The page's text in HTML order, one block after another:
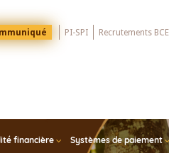
PI-SPI Recrutements
financière Systèmes de paiement